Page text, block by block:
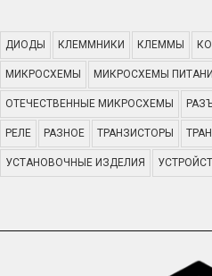
ДИОДЫ КЛЕММНИКИ КЛЕММЫ
МИКРОСХЕМЫ МИКРОСХЕМЫ
ОТЕЧЕСТВЕННЫЕ МИКРОСХЕМЫ
РЕЛЕ РАЗНОЕ ТРАНЗИСТОРЫ
УСТАНОВОЧНЫЕ ИЗДЕЛИЯ